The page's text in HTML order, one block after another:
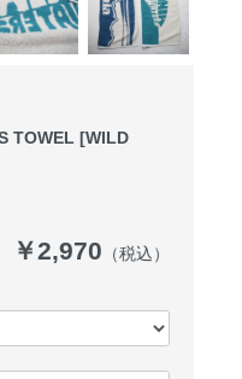
TOWEL [WILD
￥2,970 （税込）